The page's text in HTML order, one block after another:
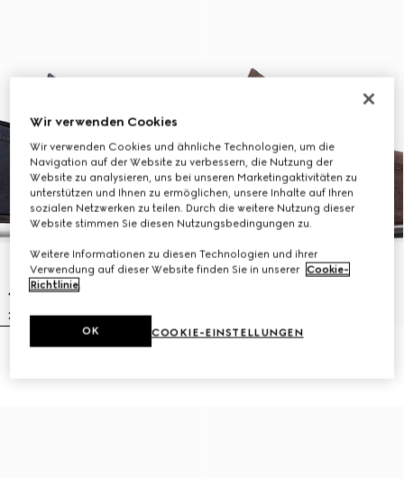
Wir verwenden Cookies
Wir verwenden Cookies und ähnliche Technologien, um die
Navigation auf der Website zu verbessern, die Nutzung der
Website zu analysieren, uns bei unseren Marketingaktivitäten zu
unterstützen und Ihnen zu ermöglichen, unsere Inhalte auf Ihren
sozialen Netzwerken zu teilen. Durch die weitere Nutzung dieser
Website stimmen Sie diesen Nutzungsbedingungen zu.
Weitere Informationen zu diesen Technologien und ihrer
Verwendung auf dieser Website finden Sie in unserer Cookie-
Richtlinie.
COOKIE-EINSTELLUNGEN
OK